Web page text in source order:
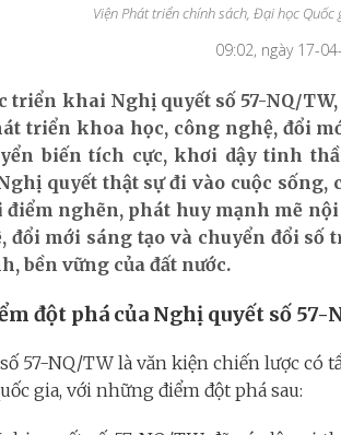
Viện Phát triển chính sách, Đại học
09:02, ngày 17-
triển khai Nghị quyết số 57-NQ/
triển khoa học, công nghệ, đổi
biến tích cực, khơi dậy tinh
quyết thật sự đi vào cuộc
nghẽn, phát huy mạnh mẽ
đổi mới sáng tạo và chuyển đổi
bền vững của đất nước.
đột phá của Nghị quyết số 57-
57-NQ/TW là văn kiện chiến lược có
gia, với những điểm đột phá sau: